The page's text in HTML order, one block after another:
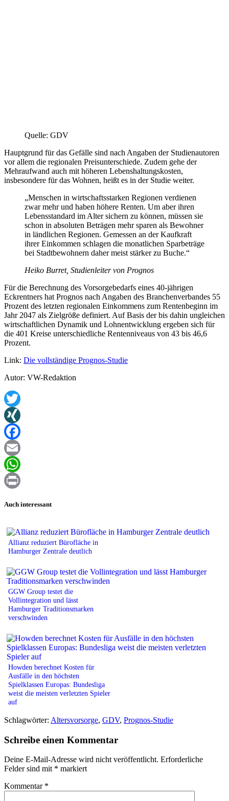
Quelle: GDV
Hauptgrund für das Gefälle sind nach Angaben der Studienautoren
vor allem die regionalen Preisunterschiede. Zudem gehe der
Mehraufwand auch mit höheren Lebenshaltungskosten,
insbesondere für das Wohnen, heißt es in der Studie weiter.
„Menschen in wirtschaftsstarken Regionen verdienen
zwar mehr und haben höhere Renten. Um aber ihren
Lebensstandard im Alter sichern zu können, müssen sie
schon in absoluten Beträgen mehr sparen als Bewohner
in ländlichen Regionen. Gemessen an der Kaufkraft
ihrer Einkommen schlagen die monatlichen Sparbeträge
bei Stadtbewohnern daher meist stärker zu Buche.“
Heiko Burret, Studienleiter von Prognos
Für die Berechnung des Vorsorgebedarfs eines 40-jährigen
Eckrentners hat Prognos nach Angaben des Branchenverbandes 55
Prozent des letzten regionalen Einkommens zum Rentenbeginn im
Jahr 2047 als Zielgröße definiert. Auf Basis der bis dahin ungleichen
wirtschaftlichen Dynamik und Lohnentwicklung ergeben sich für
die 401 Kreise unterschiedliche Rentenniveaus von 43 bis 46,6
Prozent.
Link: Die vollständige Prognos-Studie
Autor: VW-Redaktion
Twitter
XING
Facebook
Email
WhatsApp
Auch interessant
Allianz reduziert Bürofläche in
Hamburger Zentrale deutlich
GGW Group testet die
Vollintegration und lässt
Hamburger Traditionsmarken
verschwinden
Howden berechnet Kosten für
Ausfälle in den höchsten
Spielklassen Europas: Bundesliga
weist die meisten verletzten Spieler
auf
Schlagwörter: Altersvorsorge, GDV, Prognos-Studie
Schreibe einen Kommentar
Deine E-Mail-Adresse wird nicht veröffentlicht. Erforderliche
Felder sind mit * markiert
Kommentar *